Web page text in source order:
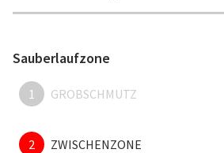
Sauberlaufzone
1 GROBSCHMUTZ
2 ZWISCHENZONE